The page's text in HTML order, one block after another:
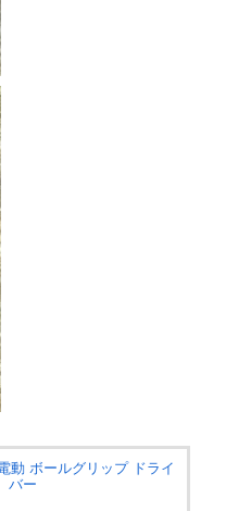
動 ボールグリップ ドライ
バー